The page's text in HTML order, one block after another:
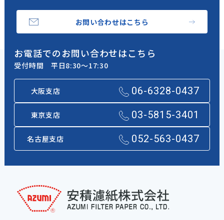
お問い合わせはこちら
お電話でのお問い合わせはこちら
受付時間 平日8:30～17:30
大阪支店 06-6328-0437
東京支店 03-5815-3401
名古屋支店 052-563-0437